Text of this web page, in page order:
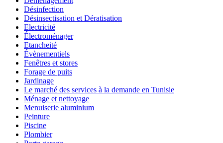
Désinfection
Désinsectisation et Dératisation
Electricité
Électroménager
Etancheité
Évènementiels
Fenêtres et stores
Forage de puits
Jardinage
Le marché des services à la demande en Tunisie
Ménage et nettoyage
Menuiserie aluminium
Peinture
Piscine
Plombier